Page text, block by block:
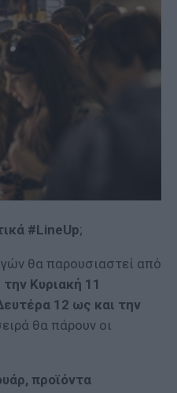
#LineUp;
θα παρουσιαστεί από
Κυριακή 11
12 ως και την
θα πάρουν οι
προϊόντα